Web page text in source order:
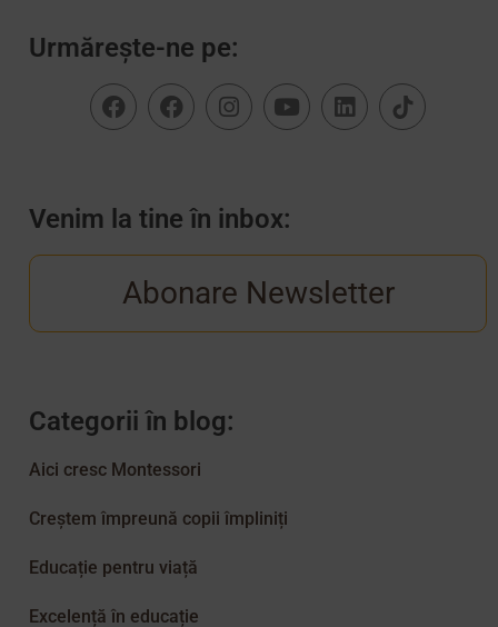
Urmărește-ne pe:
Venim la tine în inbox:
Abonare Newsletter
Categorii în blog:
Aici cresc Montessori
Creștem împreună copii împliniți
Educație pentru viață
Excelență în educație